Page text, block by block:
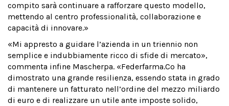
compito sarà continuare a rafforzare questo modello,
mettendo al centro professionalità, collaborazione e
capacità di innovare.»
«Mi appresto a guidare l’azienda in un triennio non
semplice e indubbiamente ricco di sfide di mercato»,
commenta infine Mascherpa. «Federfarma.Co ha
dimostrato una grande resilienza, essendo stata in grado
di mantenere un fatturato nell’ordine del mezzo miliardo
di euro e di realizzare un utile ante imposte solido,